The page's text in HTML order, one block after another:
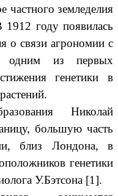
частного земледелия
1912 году появилась
о связи агрономии с
одним из первых
генетики в
Николай
большую часть
близ Лондона, в
генетики
У.Бэтсона [1].